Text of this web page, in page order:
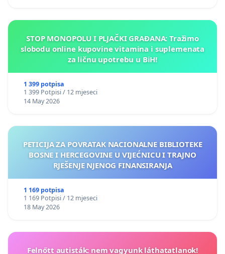
STOP MONOPOLU I PLJAČKI GRAĐANA: Tražimo
slobodu online kupovine vitamina i suplemenata
za ličnu upotrebu u BiH!
1 399 potpisa
1 399 Potpisi / 12 mjeseci
14 May 2026
PETICIJA ZA POVRATAK NACIONALNE BIBLIOTEKE
BOSNE I HERCEGOVINE U VIJEĆNICU I TRAJNO
RJEŠENJE NJENOG FINANSIRANJA
1 169 potpisa
1 169 Potpisi / 12 mjeseci
18 May 2026
Felnőtt autisták: nem vagyunk láthatatlanok!